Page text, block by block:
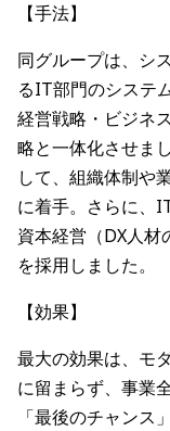
【手法】
同グループは、シ
るIT部門のシステ
経営戦略・ビジネ
略と一体化させま
して、組織体制や
に着手。さらに、
資本経営（DX人
を採用しました。
【効果】
最大の効果は、モ
に留まらず、事業
「最後のチャンス